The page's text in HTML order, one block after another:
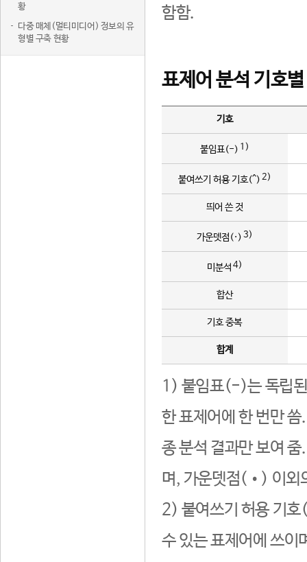
황
다중 매체(멀티미디어) 정보의 유
형별 구축 현황
함함.
표제어 분석 기호
기호
붙임표(-) 1)
붙여쓰기 허용 기호(^) 2)
띄어 쓴 것
가운뎃점(·) 3)
미분석 4)
합산
기호 중복
합계
1) 붙임표(-)는 독립된
한 표제어에 한 번만
종 분석 결과만 보여
며, 가운뎃점(•) 이외
2) 붙여쓰기 허용 기호
수 있는 표제어에 쓰이